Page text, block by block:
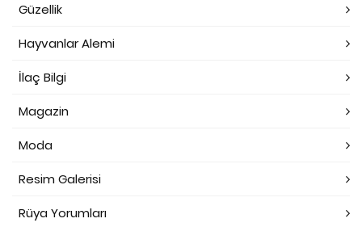
Güzellik
Hayvanlar Alemi
İlaç Bilgi
Magazin
Moda
Resim Galerisi
Rüya Yorumları